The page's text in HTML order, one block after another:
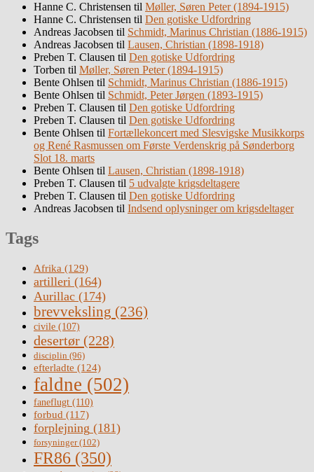
Hanne C. Christensen til Møller, Søren Peter (1894-1915)
Hanne C. Christensen til Den gotiske Udfordring
Andreas Jacobsen til Schmidt, Marinus Christian (1886-1915)
Andreas Jacobsen til Lausen, Christian (1898-1918)
Preben T. Clausen til Den gotiske Udfordring
Torben til Møller, Søren Peter (1894-1915)
Bente Ohlsen til Schmidt, Marinus Christian (1886-1915)
Bente Ohlsen til Schmidt, Peter Jørgen (1893-1915)
Preben T. Clausen til Den gotiske Udfordring
Preben T. Clausen til Den gotiske Udfordring
Bente Ohlsen til Fortællekoncert med Slesvigske Musikkorps
og René Rasmussen om Første Verdenskrig på Sønderborg
Slot 18. marts
Bente Ohlsen til Lausen, Christian (1898-1918)
Preben T. Clausen til 5 udvalgte krigsdeltagere
Preben T. Clausen til Den gotiske Udfordring
Andreas Jacobsen til Indsend oplysninger om krigsdeltager
Tags
Afrika (129)
artilleri (164)
Aurillac (174)
brevveksling (236)
civile (107)
desertør (228)
disciplin (96)
efterladte (124)
faldne (502)
faneflugt (110)
forbud (117)
forplejning (181)
forsyninger(102)
FR86 (350)